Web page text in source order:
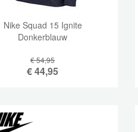
Nike Squad 15 Ignite
Donkerblauw
€ 54,95
€44,95